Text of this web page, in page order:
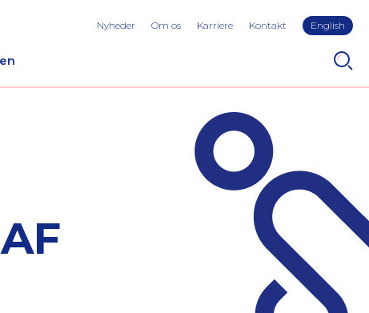
Nyheder Om os Karriere Kontakt English